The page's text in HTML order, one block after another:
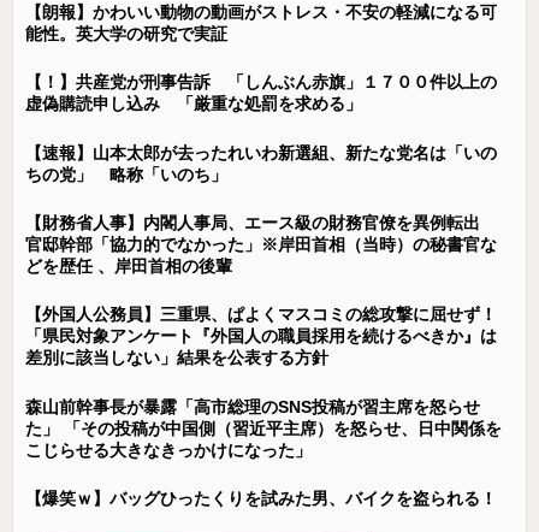
【朗報】かわいい動物の動画がストレス・不安の軽減になる可
能性。英大学の研究で実証
【！】共産党が刑事告訴 「しんぶん赤旗」１７００件以上の
虚偽購読申し込み 「厳重な処罰を求める」
【速報】山本太郎が去ったれいわ新選組、新たな党名は「いの
ちの党」 略称「いのち」
【財務省人事】内閣人事局、エース級の財務官僚を異例転出
官邸幹部「協力的でなかった」※岸田首相（当時）の秘書官な
どを歴任 、岸田首相の後輩
【外国人公務員】三重県、ぱよくマスコミの総攻撃に屈せず！
「県民対象アンケート『外国人の職員採用を続けるべきか』は
差別に該当しない」結果を公表する方針
森山前幹事長が暴露「高市総理のSNS投稿が習主席を怒らせ
た」 「その投稿が中国側（習近平主席）を怒らせ、日中関係を
こじらせる大きなきっかけになった」
【爆笑ｗ】バッグひったくりを試みた男、バイクを盗られる！